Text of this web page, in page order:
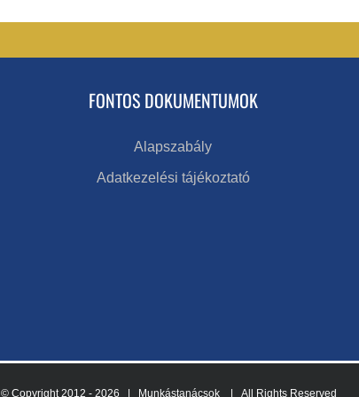
FONTOS DOKUMENTUMOK
Alapszabály
Adatkezelési tájékoztató
© Copyright 2012 - 2026 | Munkástanácsok | All Rights Reserved